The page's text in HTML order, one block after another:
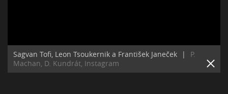
Sagvan Tofi, Leon Tsoukernik a František Janeček |
P.
Machan, D. Kundrát, Instagram